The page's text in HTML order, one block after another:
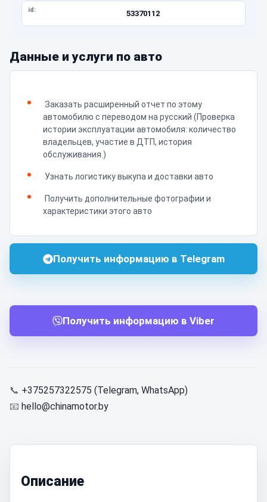
id: 53370112
Данные и услуги по авто
Заказать расширенный отчет по этому
автомобилю с переводом на русский (Проверка
истории эксплуатации автомобиля: количество
владельцев, участие в ДТП, история
обслуживания.)
Узнать логистику выкупа и доставки авто
Получить дополнительные фотографии и
характеристики этого авто
Получить информацию в Telegram
Получить информацию в Viber
📞 +375257322575 (Telegram, WhatsApp)
📧 hello@chinamotor.by
Описание